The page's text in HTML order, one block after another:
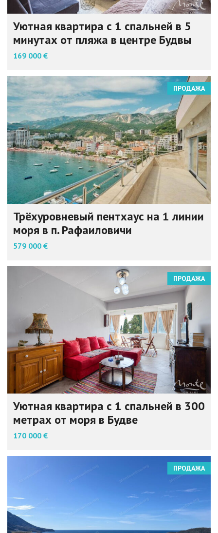
Уютная квартира с 1 спальней в 5
минутах от пляжа в центре Будвы
169 000 €
ПРОДАЖА
Трёхуровневый пентхаус на 1 линии
моря в п. Рафаиловичи
579 000 €
ПРОДАЖА
Уютная квартира с 1 спальней в 300
метрах от моря в Будве
170 000 €
ПРОДАЖА